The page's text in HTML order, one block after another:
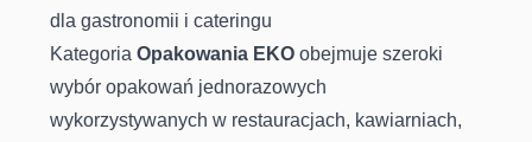
dla gastronomii i cateringu
Kategoria Opakowania EKO obejmuje szeroki
wybór opakowań jednorazowych
wykorzystywanych w restauracjach, kawiarniach,